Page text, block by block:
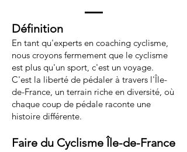
Définition
En tant qu'experts en coaching cyclisme,
nous croyons fermement que le cyclisme
est plus qu'un sport, c'est un voyage.
C'est la liberté de pédaler à travers l'Île-
de-France, un terrain riche en diversité, où
chaque coup de pédale raconte une
histoire différente.
Faire du Cyclisme Île-de-France